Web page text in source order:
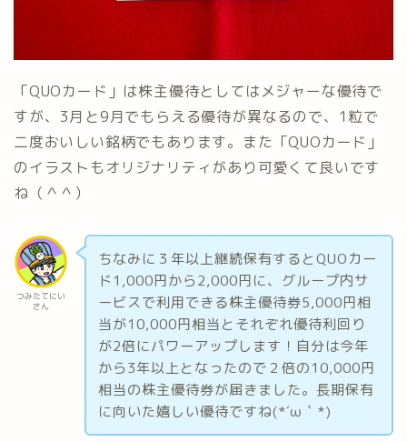
「QUOカード」は株主優待としてはメジャーな優待で
すが、3月と9月でもらえる優待が異なるので、1粒で
二度おいしい銘柄でもあります。また「QUOカード」
のイラストもオリジナリティがあり可愛くて良いです
ね（＾＾）
つみたてにい
さん
ちなみに３年以上継続保有するとQUOカー
ド1,000円から2,000円に、グループ内サ
ービスで利用できる株主優待券5,000円相
当が10,000円相当とそれぞれ優待利回り
が2倍にパワーアップします！自分は今年
から3年以上となったので２倍の10,000円
相当の株主優待券が届きました。長期保有
に向いた嬉しい優待ですね(*´ω｀*)